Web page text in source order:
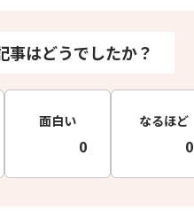
事はどうでしたか？
面白い
0
なるほど
0